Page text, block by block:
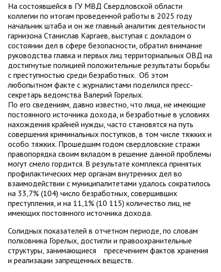
На состоявшейся в ГУ МВД Свердловской области
коллегии по итогам проведенной работы в 2025 году
начальник штаба и он же главный аналитик деятельности
гарнизона Станислав Каргаев, выступая с докладом о
состоянии дел в сфере безопасности, обратил внимание
руководства главка и первых лиц территориальных ОВД на
достигнутые полицией положительные результаты борьбы
с преступностью среди безработных. Об этом
любопытном факте с журналистами поделился пресс-
секретарь ведомства Валерий Горелых.
По его сведениям, давно известно, что лица, не имеющие
постоянного источника дохода, и безработные в условиях
нахождения крайней нужды, часто становятся на путь
совершения криминальных поступков, в том числе тяжких и
особо тяжких. Прошедшим годом свердловские стражи
правопорядка своим вкладом в решение данной проблемы
могут смело гордится. В результате комплекса принятых
профилактических мер органам внутренних дел во
взаимодействии с муниципалитетами удалось сократилось
на 33,7% (104) число безработных, совершивших
преступления, и на 11,1% (10 115) количество лиц, не
имеющих постоянного источника дохода.
Солидных показателей в отчетном периоде, по словам
полковника Горелых, достигли и правоохранительные
структуры, занимающиеся пресечением фактов хранения
и реализации запрещенных веществ.